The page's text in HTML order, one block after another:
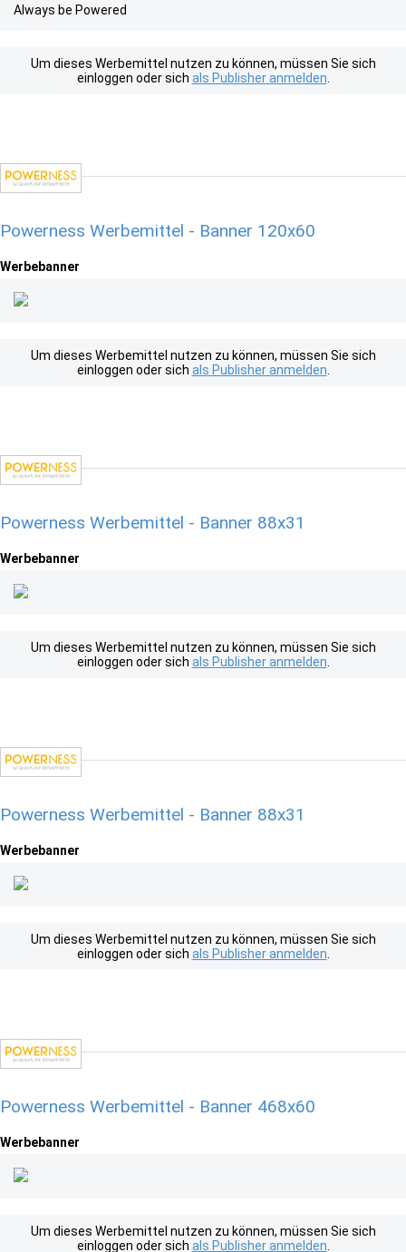
Always be Powered
Um dieses Werbemittel nutzen zu können, müssen Sie sich
einloggen oder sich als Publisher anmelden
Powerness Werbemittel - Banner 120x60
Werbebanner
Um dieses Werbemittel nutzen zu können, müssen Sie sich
einloggen oder sich als Publisher anmelden
Powerness Werbemittel - Banner 88x31
Werbebanner
Um dieses Werbemittel nutzen zu können, müssen Sie sich
einloggen oder sich als Publisher anmelden
Powerness Werbemittel - Banner 88x31
Werbebanner
Um dieses Werbemittel nutzen zu können, müssen Sie sich
einloggen oder sich als Publisher anmelden
Powerness Werbemittel - Banner 468x60
Werbebanner
Um dieses Werbemittel nutzen zu können, müssen Sie sich
einloggen oder sich als Publisher anmelden